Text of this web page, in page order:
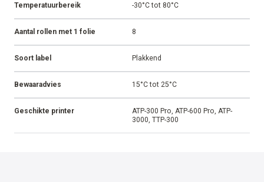
Temperatuurbereik -30°C tot 80°C
Aantal rollen met 1 folie 8
Soort label Plakkend
Bewaaradvies 15°C tot 25°C
Geschikte printer
ATP-300 Pro, ATP-600 Pro, ATP-
3000, TTP-300